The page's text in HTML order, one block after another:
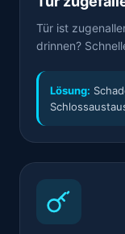
Tür ist
drinnen?
Lösung: